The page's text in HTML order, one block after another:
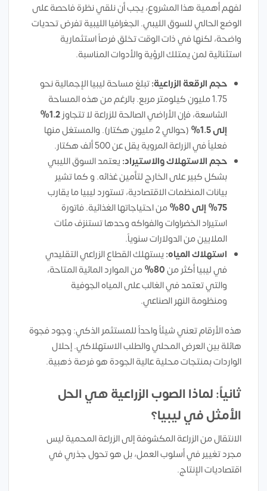
لفهم أهمية هذا المشروع، يجب أن نلقي نظرة فاحصة على
الوضع الحالي للسوق الليبي. الجغرافيا الليبية تفرض تحديات
واضحة، لكنها في ذات الوقت تخلق فرصاً استثمارية
استثنائية لمن يمتلك الرؤية والأدوات المناسبة.
حجم الرقعة الزراعية:تبلغ مساحة ليبيا الإجمالية نحو
1.75 مليون كيلومتر مربع. بالرغم من هذه المساحة
الشاسعة، فإن الأراضي الصالحة للزراعة لا تتجاوز
1.2%
إلى 1.5%
(حوالي 2 مليون هكتار). والمستغل منها
فعلياً في الزراعة المروية يقل عن 500 ألف هكتار.
حجم الاستهلاك والاستيراد: يعتمد السوق الليبي
بشكل كبير على الخارج لتأمين غذائه. و كما تشير
بيانات المنظمات الاقتصادية، تستورد ليبيا ما يقارب
75% إلى 80%
من احتياجاتها الغذائية. فاتورة
استيراد الخضراوات والفواكه وحدها تستنزف مئات
الملايين من الدولارات سنوياً.
استهلاك المياه: يستهلك القطاع الزراعي التقليدي
في ليبيا أكثر من80%
من الموارد المائية المتاحة،
والتي تعتمد في الغالب على المياه الجوفية
ومنظومة النهر الصناعي.
هذه الأرقام تعني شيئاً واحداً للمستثمر الذكي: وجود فجوة
هائلة بين العرض المحلي والطلب الاستهلاكي. إحلال
الواردات بمنتجات محلية عالية الجودة هو فرصة ذهبية.
ثانياً: لماذا الصوب الزراعية هي الحل
الأمثل في ليبيا؟
الانتقال من الزراعة المكشوفة إلى الزراعة المحمية ليس
مجرد تغيير في أسلوب العمل، بل هو تحول جذري في
اقتصاديات الإنتاج.